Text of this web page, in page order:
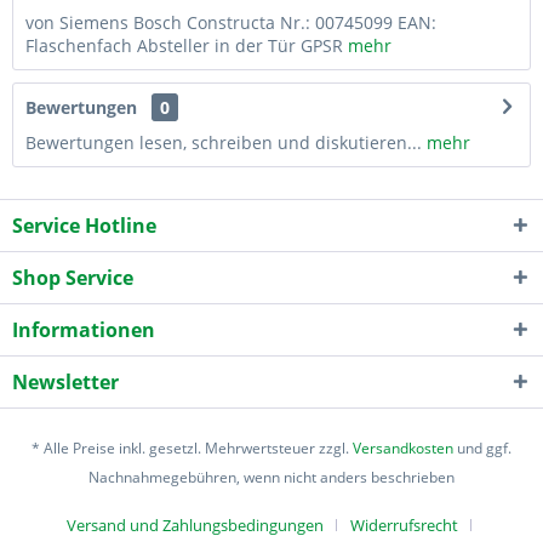
von Siemens Bosch Constructa Nr.: 00745099 EAN:
Flaschenfach Absteller in der Tür GPSR mehr
Bewertungen
0
Bewertungen lesen, schreiben und diskutieren... mehr
Service Hotline
Shop Service
Informationen
Newsletter
* Alle Preise inkl. gesetzl. Mehrwertsteuer zzgl.Versandkosten und ggf.
Nachnahmegebühren, wenn nicht anders beschrieben
Versand und Zahlungsbedingungen Widerrufsrecht